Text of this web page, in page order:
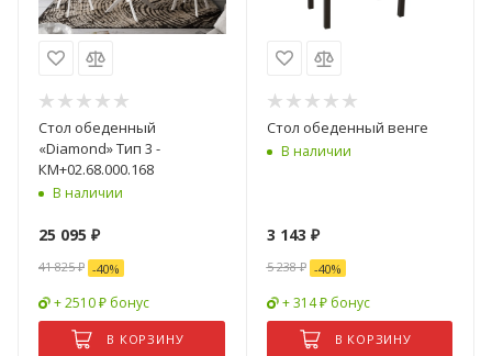
Стол обеденный
«Diamond» Тип 3 -
КМ+02.68.000.168
В наличии
25 095 ₽
41 825₽ -40%
+ 2510 ₽ бонус
В КОРЗИНУ
Стол обеденный венге
В наличии
3 143 ₽
5 238₽ -40%
+ 314 ₽ бонус
В КОРЗИНУ